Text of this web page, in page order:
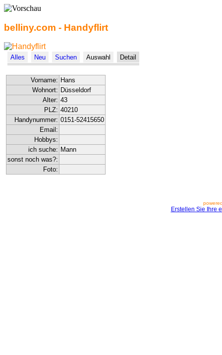
belliny.com - Handyflirt
Alles Neu Suchen Auswahl Detail
Vorname: Hans
Wohnort: Düsseldorf
Alter: 43
PLZ: 40210
Handynummer: 0151-52415650
Email:
Hobbys:
ich suche: Mann
sonst noch was?:
Foto:
Erstellen Sie Ihre